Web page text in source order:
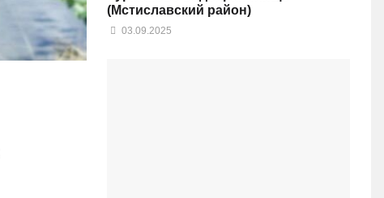
(Мстиславский район)
03.09.2025